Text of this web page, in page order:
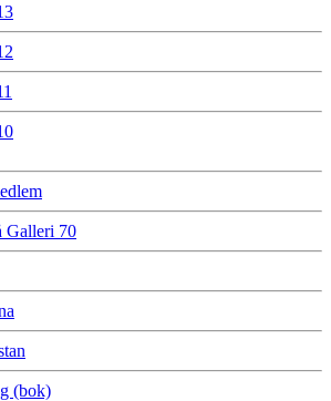
Galleri 70
(bok)